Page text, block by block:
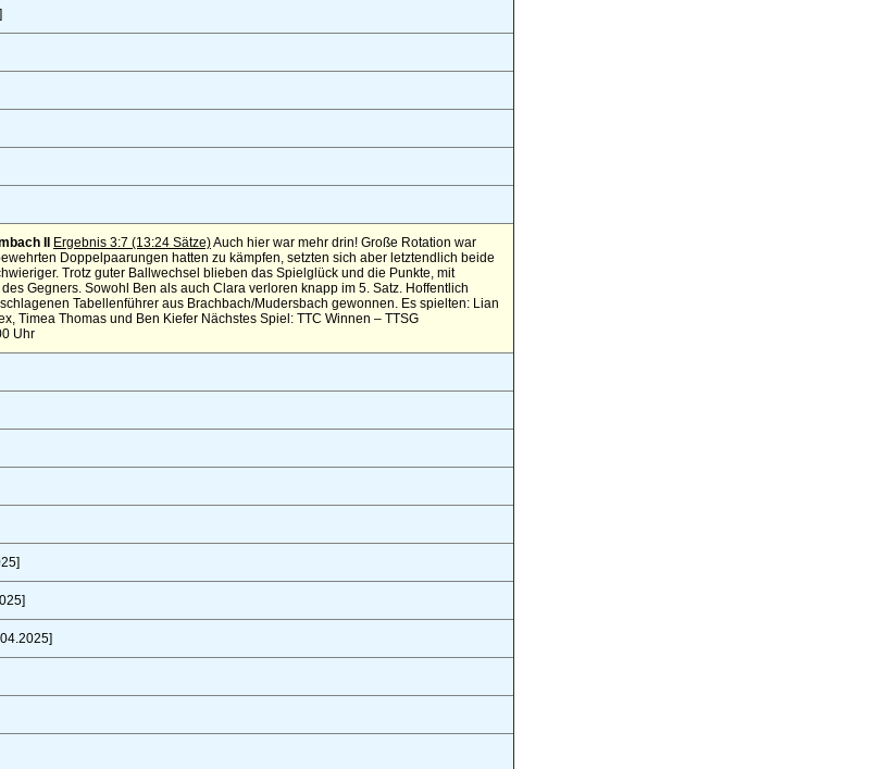
II Ergebnis 3:7 (13:24 Sätze)Auch hier war mehr drin! Große Rotation war
Doppelpaarungen hatten zu kämpfen, setzten sich aber letztendlich beide
Trotz guter Ballwechsel blieben das Spielglück und die Punkte, mit
Gegners. Sowohl Ben als auch Clara verloren knapp im 5. Satz. Hoffentlich
Tabellenführer aus Brachbach/Mudersbach gewonnen. Es spielten: Lian
Timea Thomas und Ben Kiefer Nächstes Spiel: TTC Winnen – TTSG
Uhr